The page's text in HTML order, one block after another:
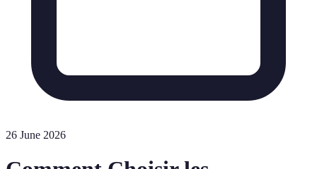
26 June 2026